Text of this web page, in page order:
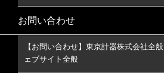
お問い合わせ
【お問い合わせ】東京計器株式会社全
ェブサイト全般